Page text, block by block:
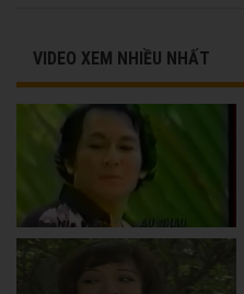
VIDEO XEM NHIỀU NHẤT